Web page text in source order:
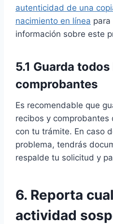
autenticidad de una
nacimiento en línea para
información sobre este
5.1 Guarda
comprobantes
Es recomendable que
recibos y comprobantes
con tu trámite. En caso
problema, tendrás
respalde tu solicitud y
6. Reporta
actividad